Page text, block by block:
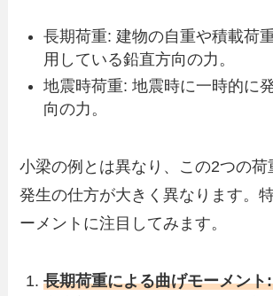
長期荷重: 建物の自重や積載荷
用している鉛直方向の力。
地震時荷重: 地震時に一時的に
向の力。
小梁の例とは異なり、この2つの荷
発生の仕方が大きく異なります。
ーメントに注目してみます。
長期荷重による曲げモーメン